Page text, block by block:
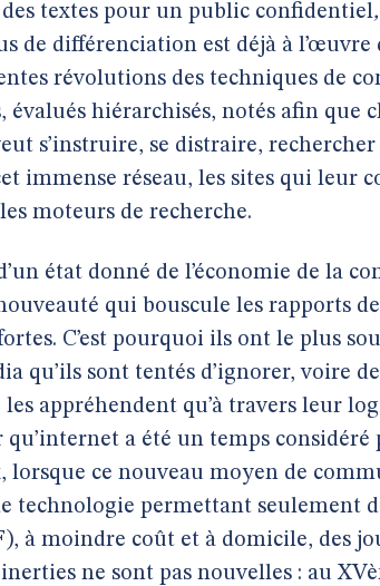
textes pour un public confidentiel
de différenciation est déjà à
révolutions des techniques de
évalués hiérarchisés, notés afin que
s’instruire, se distraire,
immense réseau, les sites qui leur
moteurs de recherche.
état donné de l’économie de la
qui bouscule les rapports
C’est pourquoi ils ont le plus
qu’ils sont tentés d’ignorer, voire
appréhendent qu’à travers leur
qu’internet a été un temps considéré
lorsque ce nouveau moyen de
technologie permettant seulement
à moindre coût et à domicile, des
ne sont pas nouvelles : au